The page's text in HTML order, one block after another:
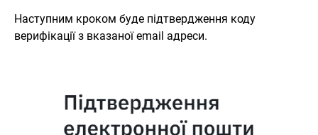
Наступним кроком буде підтвердження коду
верифікації з вказаної email адреси.